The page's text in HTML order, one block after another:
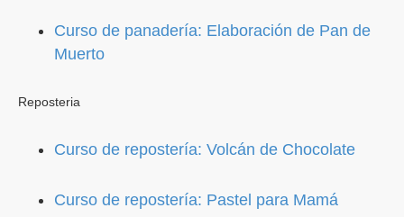
Curso de panadería: Elaboración de Pan de
Muerto
Reposteria
Curso de repostería: Volcán de Chocolate
Curso de repostería: Pastel para Mamá